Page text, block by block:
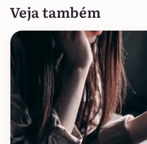
Veja também